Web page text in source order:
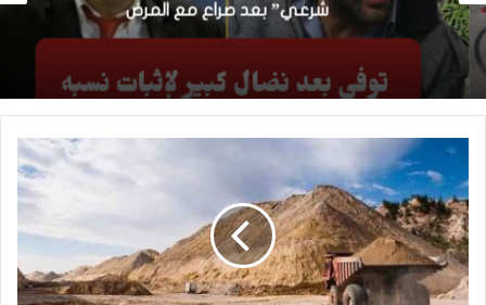
شرعي” بعد صراع مع المرض